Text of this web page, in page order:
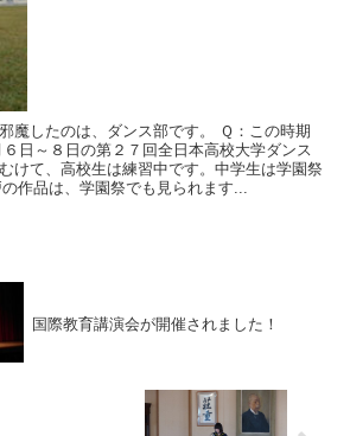
魔したのは、ダンス部です。 Ｑ：この時期
日～８日の第２７回全日本高校大学ダンス
けて、高校生は練習中です。中学生は学園祭
作品は、学園祭でも見られます...
国際教育講演会が開催されました！